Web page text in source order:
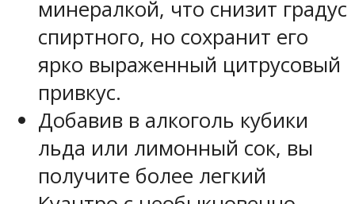
минералкой, что снизит градус
спиртного, но сохранит его
ярко выраженный цитрусовый
привкус.
Добавив в алкоголь кубики
льда или лимонный сок, вы
получите более легкий